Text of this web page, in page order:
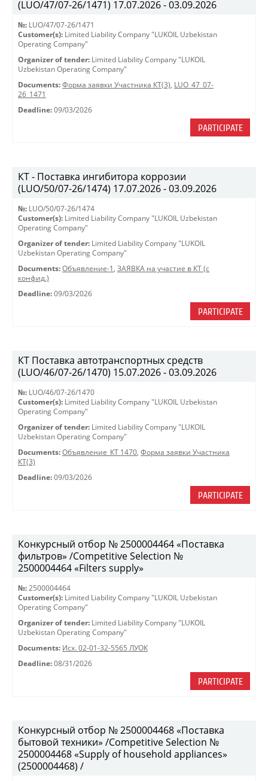
(LUO/47/07-26/1471) 17.07.2026 - 03.09.2026
№: LUO/47/07-26/1471
Customer(s): Limited Liability Company "LUKOIL Uzbekistan
Operating Company"
Organizer of tender: Limited Liability Company "LUKOIL
Uzbekistan Operating Company"
Documents: Форма заявки Участника КТ(3), LUO_47_07-
26_1471
Deadline: 09/03/2026
PARTICIPATE
КТ - Поставка ингибитора коррозии
(LUO/50/07-26/1474) 17.07.2026 - 03.09.2026
№: LUO/50/07-26/1474
Customer(s): Limited Liability Company "LUKOIL Uzbekistan
Operating Company"
Organizer of tender: Limited Liability Company "LUKOIL
Uzbekistan Operating Company"
Documents: Объявление-1 , ЗАЯВКА на участие в КТ (с
конфид.)
Deadline: 09/03/2026
PARTICIPATE
КТ Поставка автотранспортных средств
(LUO/46/07-26/1470) 15.07.2026 - 03.09.2026
№: LUO/46/07-26/1470
Customer(s): Limited Liability Company "LUKOIL Uzbekistan
Operating Company"
Organizer of tender: Limited Liability Company "LUKOIL
Uzbekistan Operating Company"
Documents: Объявление_КТ 1470, Форма заявки Участника
КТ(3)
Deadline: 09/03/2026
PARTICIPATE
Конкурсный отбор № 2500004464 «Поставка
фильтров» /Competitive Selection №
2500004464 «Filters supply»
№: 2500004464
Customer(s): Limited Liability Company "LUKOIL Uzbekistan
Operating Company"
Organizer of tender: Limited Liability Company "LUKOIL
Uzbekistan Operating Company"
Documents: Исх. 02-01-32-5565 ЛУОК
Deadline: 08/31/2026
PARTICIPATE
Конкурсный отбор № 2500004468 «Поставка
бытовой техники» /Competitive Selection №
2500004468 «Supply of household appliances»
(2500004468) /